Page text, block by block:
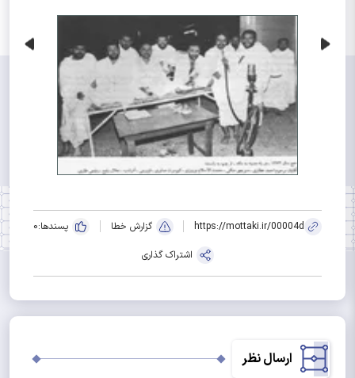
https://mottaki.ir/00004d گزارش خطا پسندها:0
اشتراک گذاری
ارسال نظر